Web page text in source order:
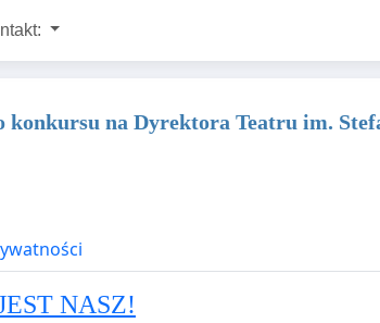
na Dyrektora Teatru im.
NASZ!